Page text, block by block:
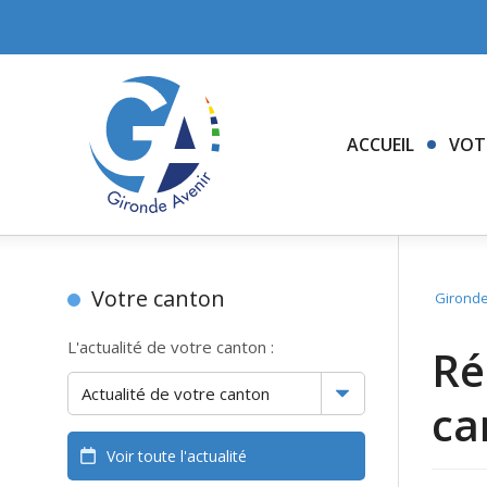
ACCUEIL
Votre canton
L'actualité de votre canton :
Voir toute l'actualité